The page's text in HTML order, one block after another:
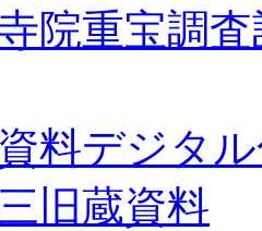
院重宝調
料デジタ
旧蔵資料